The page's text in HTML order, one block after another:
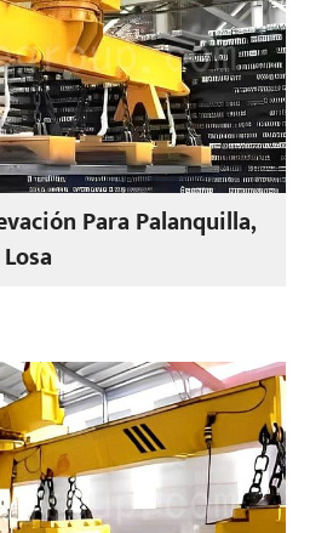
Para Palanquilla,